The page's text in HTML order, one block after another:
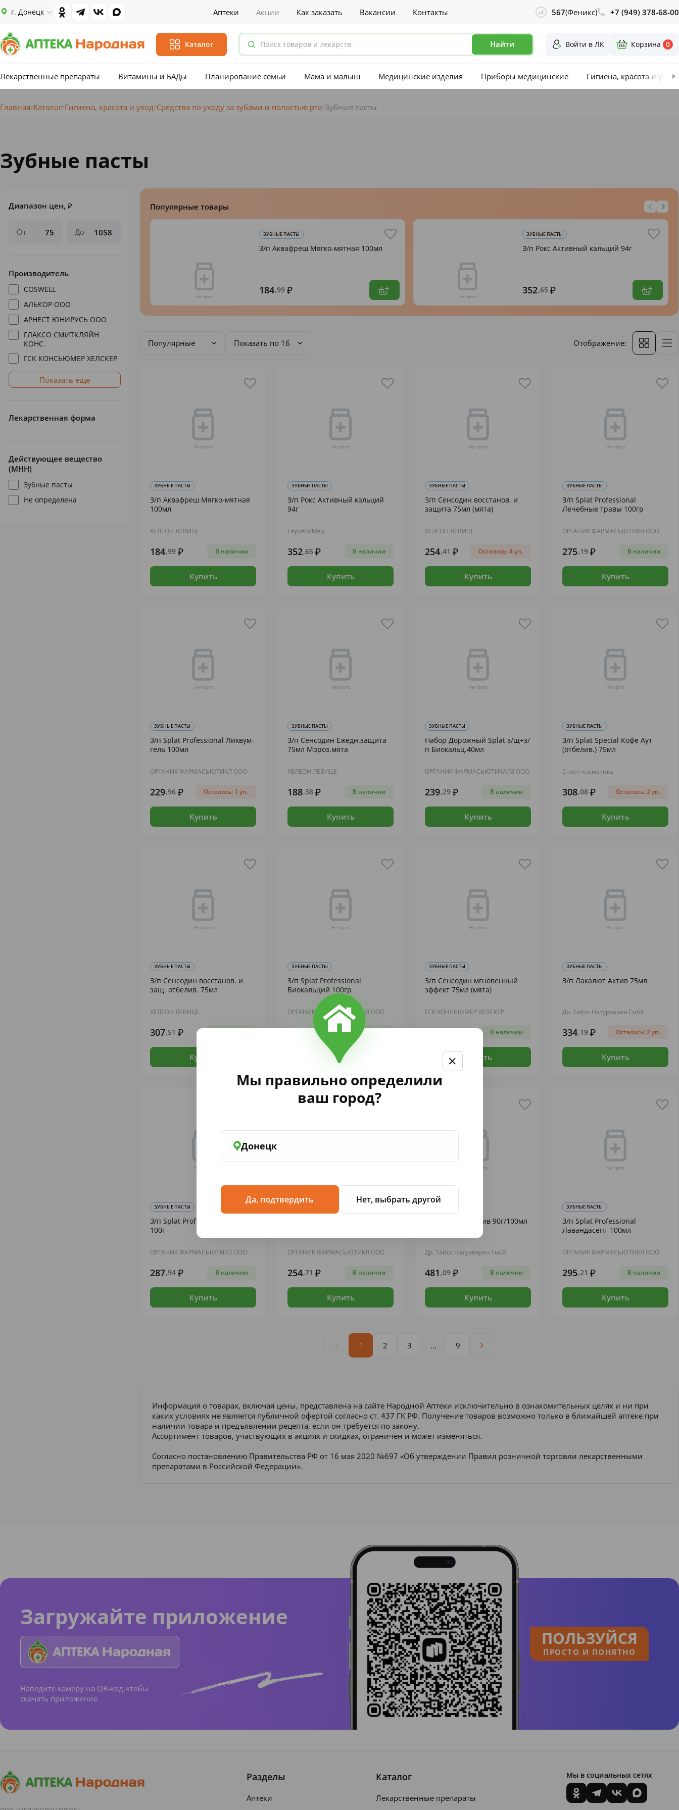
г. Донецк Аптеки Акции Как заказать Вакансии Контакты 567(Феникс) +7 (949) 378-68-00
Каталог Найти Войти в ЛК Корзина 0
Лекарственные препараты Витамины и БАДы Планирование семьи Мама и малыш Медицинские изделия Приборы медицинские Гигиена, красота и уход
Мы правильно определили
ваш город?
Донецк
Да, подтвердить Нет, выбрать другой
Главная Каталог Гигиена, красота и уход Средства по уходу за зубами и полостью рта Зубные пасты
Зубные пасты
Диапазон цен, ₽
От До
Производитель
COSWELL
АЛЬКОР ООО
АРНЕСТ ЮНИРУСЬ ООО
ГЛАКСО СМИТКЛЯЙН
КОНС.
ГСК КОНСЬЮМЕР ХЕЛСКЕР
Показать еще
Лекарственная форма
Действующее вещество
(МНН)
Зубные пасты
Не определена
Популярные товары
ЗУБНЫЕ ПАСТЫ
З/п Аквафреш Мягко-мятная 100мл
184,99
ЗУБНЫЕ ПАСТЫ
З/п Рокс Активный кальций 94г
352,65
Популярные Показать по 16 Отображение:
ЗУБНЫЕ ПАСТЫ
З/п Аквафреш Мягко-мятная
100мл
ХЕЛЕОН ЛЕВИЦЕ
184,99 В наличии
Купить
ЗУБНЫЕ ПАСТЫ
З/п Рокс Активный кальций
94г
ЕвроКосМед
352,65 В наличии
Купить
ЗУБНЫЕ ПАСТЫ
З/п Сенсодин восстанов. и
защита 75мл (мята)
ХЕЛЕОН ЛЕВИЦЕ
254,41 Осталось: 4 уп.
Купить
ЗУБНЫЕ ПАСТЫ
З/п Splat Professional
Лечебные травы 100гр
ОРГАНИК ФАРМАСЬЮТИКЛ ООО
275,19 В наличии
Купить
ЗУБНЫЕ ПАСТЫ
З/п Splat Professional Ликвум-
гель 100мл
ОРГАНИК ФАРМАСЬЮТИКЛ ООО
229,96 Осталось: 1 уп.
Купить
ЗУБНЫЕ ПАСТЫ
З/п Сенсодин Ежедн.защита
75мл Мороз.мята
ХЕЛЕОН ЛЕВИЦЕ
188,38 В наличии
Купить
ЗУБНЫЕ ПАСТЫ
Набор Дорожный Splat з/щ+з/
п Биокальц.40мл
ОРГАНИК ФАРМАСЬЮТИКАЛЗ ООО
239,29 В наличии
Купить
ЗУБНЫЕ ПАСТЫ
З/п Splat Special Кофе Аут
(отбелив.) 75мл
Сплат-косметика
308,08 Осталось: 2 уп.
Купить
ЗУБНЫЕ ПАСТЫ
З/п Сенсодин восстанов. и
защ. отбелив. 75мл
ХЕЛЕОН ЛЕВИЦЕ
307,51
Купить
ЗУБНЫЕ ПАСТЫ
З/п Splat Professional
Биокальций 100гр
ОРГАНИК ФАРМАСЬЮТИКЛ ООО
243 В наличии
Купить
ЗУБНЫЕ ПАСТЫ
З/п Сенсодин мгновенный
эффект 75мл (мята)
ГСК КОНСЬЮМЕР ХЕЛСКЕР
285 В наличии
Купить
ЗУБНЫЕ ПАСТЫ
З/п Лакалют Актив 75мл
Др. Тайсс Натурварен ГмбХ
334,19 Осталось: 2 уп.
Купить
ЗУБНЫЕ ПАСТЫ
З/п Splat Professional Актив
100г
ОРГАНИК ФАРМАСЬЮТИКЛ ООО
287,94 В наличии
Купить
ОРГАНИК ФАРМАСЬЮТИКЛ ООО
254,71 В наличии
Купить
З/п Лакалют Актив 90г/100мл
Др. Тайсс Натурварен ГмбХ
481 ,09 В наличии
Купить
ЗУБНЫЕ ПАСТЫ
З/п Splat Professional
Лавандасепт 100мл
ОРГАНИК ФАРМАСЬЮТИКЛ ООО
295,21 В наличии
Купить
1 2 3 ... 9
Информация о товарах, включая цены, представлена на сайте Народной Аптеки исключительно в ознакомительных целях и ни при
каких условиях не является публичной офертой согласно ст. 437 ГК РФ. Получение товаров возможно только в ближайшей аптеке при
наличии товара и предъявлении рецепта, если он требуется по закону.
Ассортимент товаров, участвующих в акциях и скидках, ограничен и может изменяться.
Согласно постановлению Правительства РФ от 16 мая 2020 №697 «Об утверждении Правил розничной торговли лекарственными
препаратами в Российской Федерации».
Загружайте приложение
Наведите камеру на QR-код,чтобы
скачать приложение
ПОЛЬЗУЙСЯ
ПРОСТО И ПОНЯТНО
Разделы
Аптеки
Каталог
Лекарственные препараты
Мы в социальных сетях